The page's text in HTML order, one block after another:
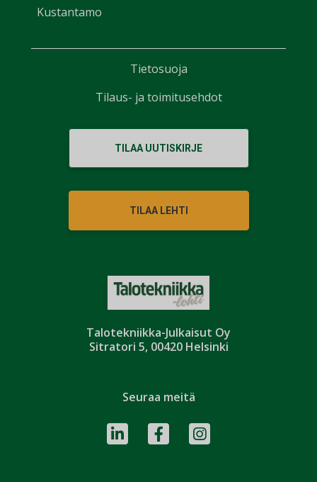
Talotekniikka-Julkaisut Oy
Sitratori 5, 00420 Helsinki
Kustantamo
TILAA UUTISKIRJE
TILAA LEHTI
Seuraa meitä
Tietosuoja
Tilaus- ja toimitusehdot